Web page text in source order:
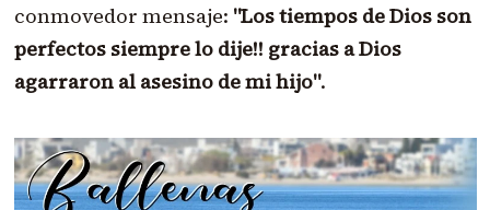
conmovedor mensaje: "Los tiempos de Dios son
perfectos siempre lo dije!! gracias a Dios
agarraron al asesino de mi hijo".